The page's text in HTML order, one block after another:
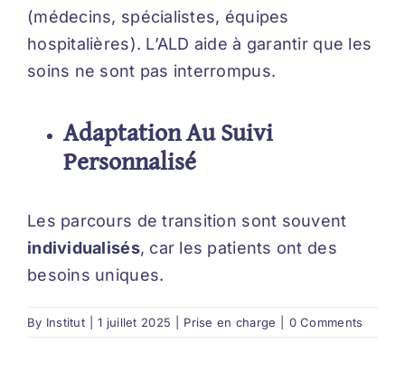
(médecins, spécialistes, équipes
hospitalières). L’ALD aide à garantir que les
soins ne sont pas interrompus.
Adaptation Au Suivi
Personnalisé
Les parcours de transition sont souvent
individualisés, car les patients ont des
besoins uniques.
By Institut 1 juillet 2025 Prise en charge 0 Comments